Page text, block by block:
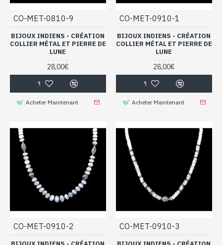
CO-MET-0810-9
BIJOUX INDIENS - CRÉATION
COLLIER MÉTAL ET PIERRE DE
LUNE
28,00€
Acheter Maintenant
CO-MET-0910-1
BIJOUX INDIENS - CRÉATION
COLLIER MÉTAL ET PIERRE DE
LUNE
28,00€
Acheter Maintenant
CO-MET-0910-2 CO-MET-0910-3